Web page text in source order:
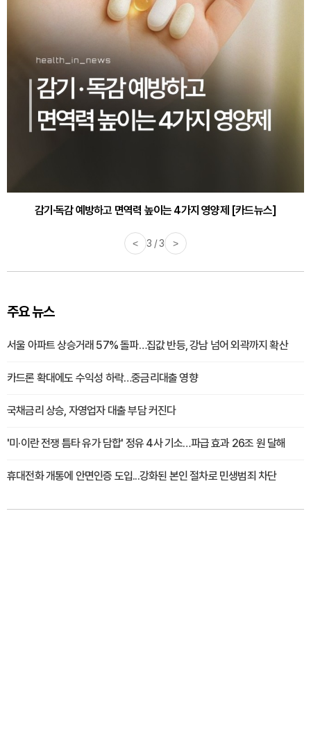
감기·독감 예방하고 면역력 높이는 4가지 영양제 [카드뉴스]
< 3 / 3 >
주요 뉴스
서울 아파트 상승거래 57% 돌파…집값 반등, 강남 넘어 외곽까지 확산
카드론 확대에도 수익성 하락…중금리대출 영향
국채금리 상승, 자영업자 대출 부담 커진다
'미·이란 전쟁 틈타 유가 담합' 정유 4사 기소…파급 효과 26조 원 달해
휴대전화 개통에 안면인증 도입...강화된 본인 절차로 민생범죄 차단